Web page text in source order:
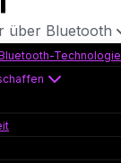
über Bluetooth
Technologie